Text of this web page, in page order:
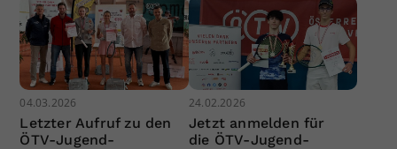
04.03.2026
Letzter Aufruf zu den
ÖTV-Jugend-
24.02.2026
Jetzt anmelden für
die ÖTV-Jugend-